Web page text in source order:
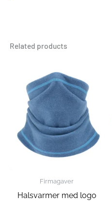
Related products
Firmagaver
Halsvarmer med logo